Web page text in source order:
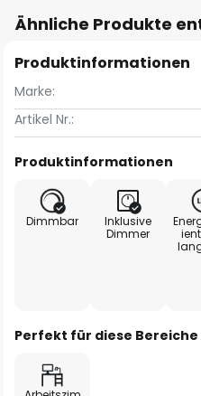
Ähnliche Produkte
Produktinformationen
Marke:
Artikel Nr.:
Produktinformationen
Dimmbar
Inklusive
Dimmer
Perfekt für diese Bereiche